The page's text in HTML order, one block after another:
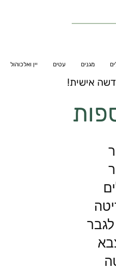
מגנים עטים יין ואלכוהול
אישית!